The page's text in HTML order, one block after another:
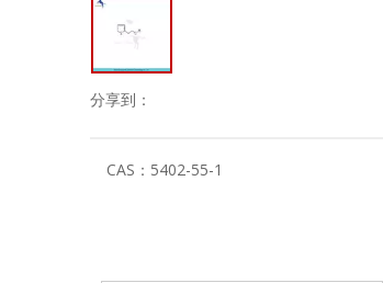
分享到：
CAS： 5402-55-1